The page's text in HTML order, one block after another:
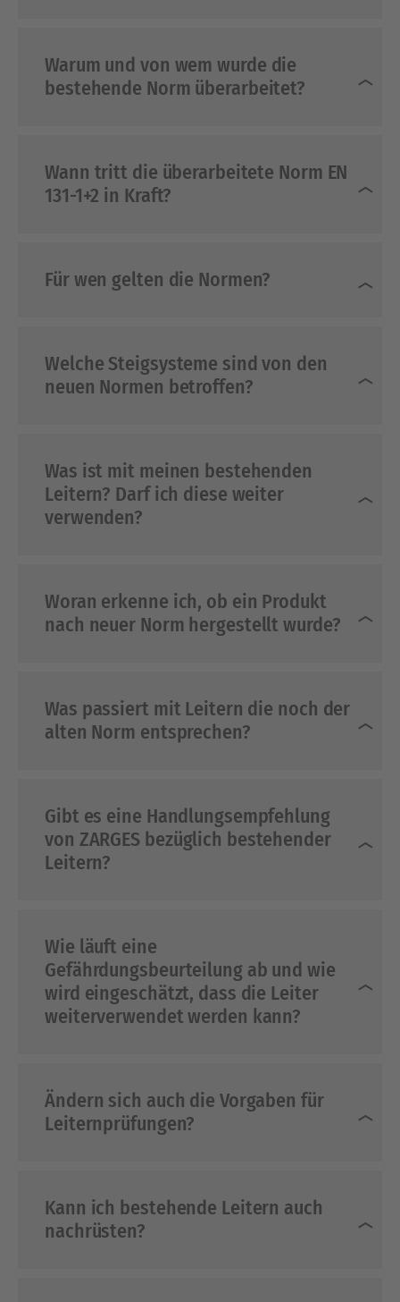
Warum und von wem wurde die
bestehende Norm überarbeitet?
Wann tritt die überarbeitete Norm EN
131-1+2 in Kraft?
Für wen gelten die Normen?
Welche Steigsysteme sind von den
neuen Normen betroffen?
Was ist mit meinen bestehenden
Leitern? Darf ich diese weiter
verwenden?
Woran erkenne ich, ob ein Produkt
nach neuer Norm hergestellt wurde?
Was passiert mit Leitern die noch der
alten Norm entsprechen?
Gibt es eine Handlungsempfehlung
von ZARGES bezüglich bestehender
Leitern?
Wie läuft eine
Gefährdungsbeurteilung ab und wie
wird eingeschätzt, dass die Leiter
weiterverwendet werden kann?
Ändern sich auch die Vorgaben für
Leiternprüfungen?
Kann ich bestehende Leitern auch
nachrüsten?